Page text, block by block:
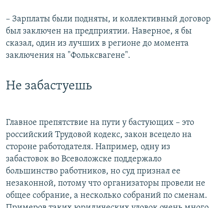
– Зарплаты были подняты, и коллективный договор
был заключен на предприятии. Наверное, я бы
сказал, один из лучших в регионе до момента
заключения на "Фольксвагене".
Не забастуешь
Главное препятствие на пути у бастующих – это
российский Трудовой кодекс, закон всецело на
стороне работодателя. Например, одну из
забастовок во Всеволожске поддержало
большинство работников, но суд признал ее
незаконной, потому что организаторы провели не
общее собрание, а несколько собраний по сменам.